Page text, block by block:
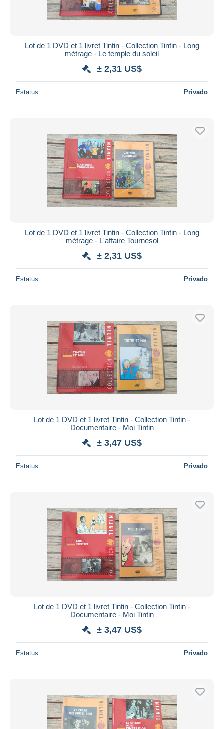
Lot de 1 DVD et 1 livret Tintin - Collection Tintin - Long
métrage - Le temple du soleil
± 2,31 US$
Estatus Privado
Lot de 1 DVD et 1 livret Tintin - Collection Tintin - Long
métrage - L'affaire Tournesol
± 2,31 US$
Estatus Privado
Lot de 1 DVD et 1 livret Tintin - Collection Tintin -
Documentaire - Moi Tintin
± 3,47 US$
Estatus Privado
Lot de 1 DVD et 1 livret Tintin - Collection Tintin -
Documentaire - Moi Tintin
± 3,47 US$
Estatus Privado